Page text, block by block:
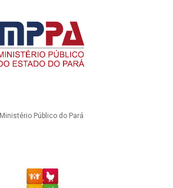
Ministério Público do Pará